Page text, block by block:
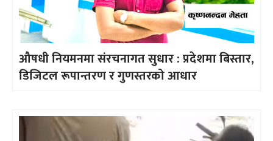
औषधी नियमनमा संरचनागत सुधार : प्रदेशमा बिस्तार,
डिजिटल रूपान्तरण र गुणस्तरको आधार